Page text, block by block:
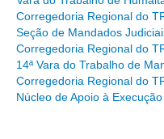
Atos
Biblioteca Digital
Código de Ética dos
Diário Eletrônico JT
Corregedoria Regional do
Seção de Mandados
Corregedoria Regional do
14ª Vara do Trabalho de
Corregedoria Regional do
Núcleo de Apoio à